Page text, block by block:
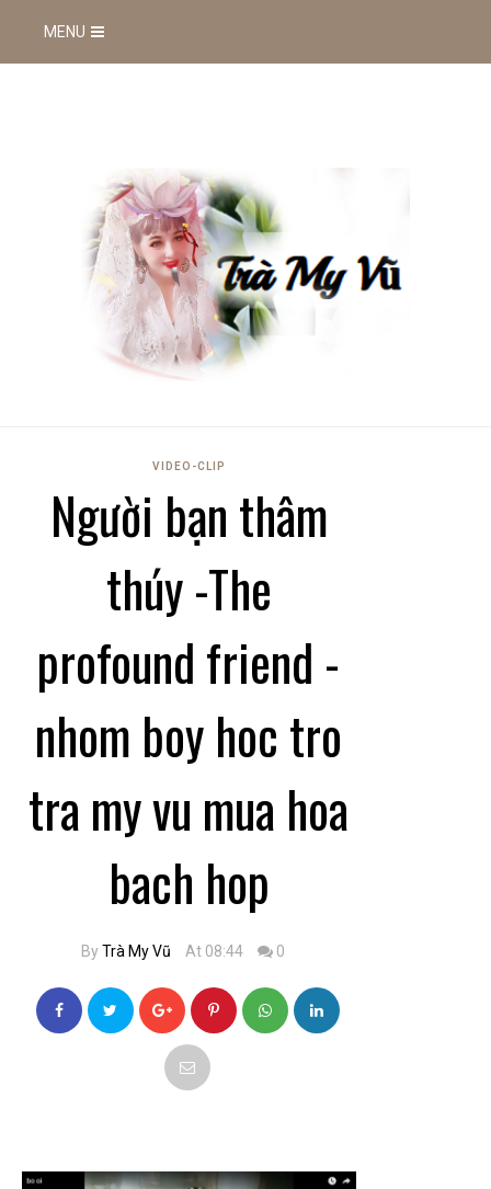
MENU
VIDEO-CLIP
Người bạn thâm
thúy -The
profound friend -
nhom boy hoc tro
tra my vu mua hoa
bach hop
ByTrà My Vũ At 08:44 0